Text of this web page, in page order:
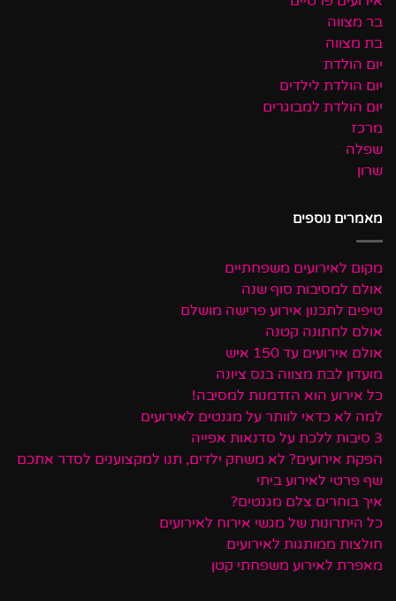
בר מצווה
בת מצווה
יום הולדת
יום הולדת לילדים
יום הולדת למבוגרים
מרכז
שפלה
שרון
מאמרים נוספים
מקום לאירועים משפחתיים
אולם למסיבות סוף שנה
טיפים לתכנון אירוע פרישה מושלם
אולם לחתונה קטנה
אולם אירועים עד 150 איש
מועדון לבת מצווה בנס ציונה
כל אירוע הוא הזדמנות למסיבה!
למה לא כדאי לוותר על מגנטים לאירועים
3 סיבות ללכת על סדנאות אפייה
הפקת אירועים? לא משחק ילדים, תנו למקצוענים לסדר אתכם
שף פרטי לאירוע ביתי
איך בוחרים צלם מגנטים?
כל היתרונות של מגשי אירוח לאירועים
חולצות ממותגות לאירועים
מאפרת לאירוע משפחתי קטן